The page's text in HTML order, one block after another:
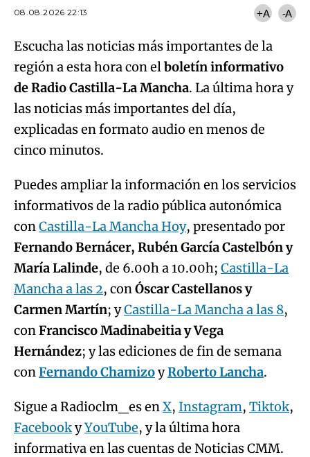
08.08.2026 22:13
+A -A
Escucha las noticias más importantes de la
región a esta hora con elboletín informativo
de Radio Castilla-La Mancha. La última hora y
las noticias más importantes del día,
explicadas en formato audio en menos de
cinco minutos.
Puedes ampliar la información en los servicios
informativos de la radio pública autonómica
conCastilla-La Mancha Hoy, presentado por
Fernando Bernácer, Rubén García Castelbón y
María Lalinde, de 6.00h a 10.00h; Castilla-La
Mancha a las 2, conÓscar Castellanos y
Carmen Martín; yCastilla-La Mancha a las 8,
conFrancisco Madinabeitia y Vega
Hernández; y las ediciones de fin de semana
conFernando ChamizoyRoberto Lancha.
Sigue a Radioclm_es enX, Instagram, Tiktok,
FacebookyYouTube, y la última hora
informativa en las cuentas de Noticias CMM.